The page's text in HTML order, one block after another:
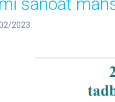
2023